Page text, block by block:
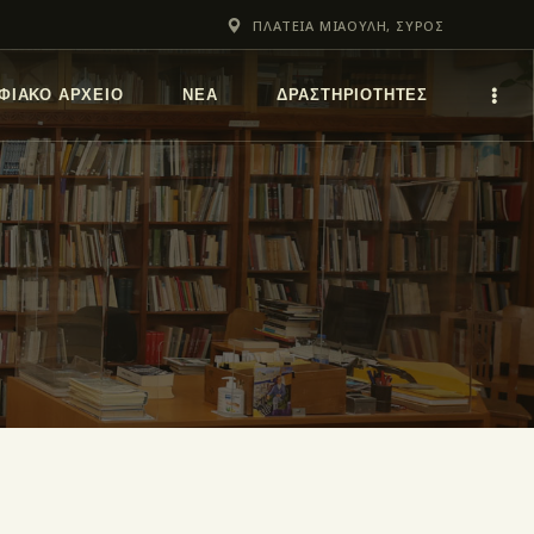
ΠΛΑΤΕΙΑ ΜΙΑΟΥΛΗ, ΣΥΡΟΣ
ΑΡΧΕΊΟ ΝΕΑ ΔΡΑΣΤΗΡΙΟΤΗΤΕΣ